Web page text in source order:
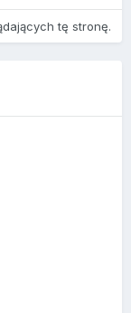
tę stronę.